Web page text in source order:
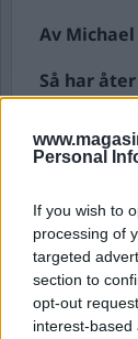
Personal
If you wish to
processing of
targeted
section to
opt-out
interest-based
Av Michael
Så har
media
för att på
beredning
straff
Vi föds